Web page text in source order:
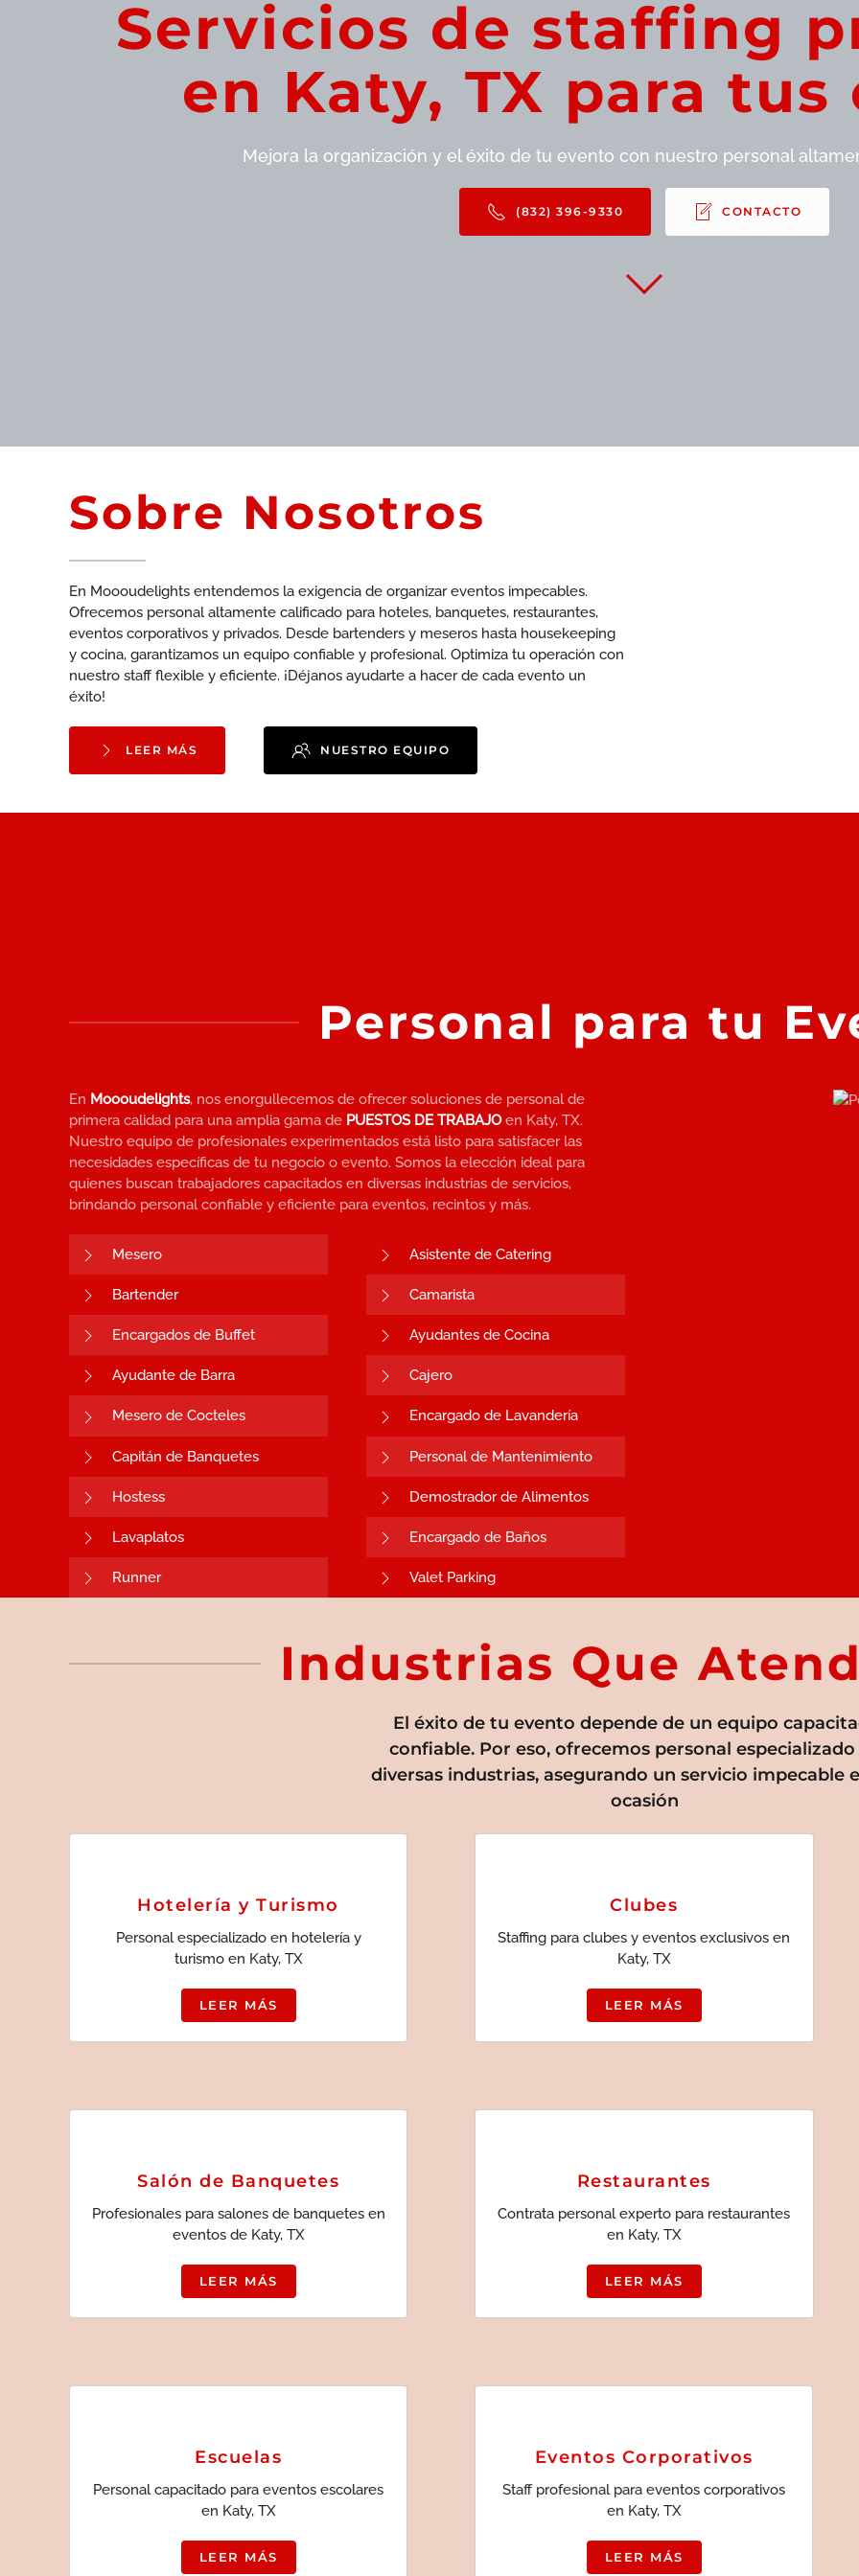
Servicios de staffing
en Katy, TX para tus
Mejora la organización y el éxito de tu evento con nuestro personal
(832) 396-9330 CONTACTO
Sobre Nosotros
En Moooudelights entendemos la exigencia de organizar eventos impecables.
Ofrecemos personal altamente calificado para hoteles, banquetes, restaurantes,
eventos corporativos y privados. Desde bartenders y meseros hasta housekeeping
y cocina, garantizamos un equipo confiable y profesional. Optimiza tu operación con
nuestro staff flexible y eficiente. ¡Déjanos ayudarte a hacer de cada evento un
éxito!
LEER MÁS NUESTRO EQUIPO
Personal para tu
En Moooudelights, nos enorgullecemos de ofrecer soluciones de personal de
primera calidad para una amplia gama de PUESTOS DE TRABAJOen Katy, TX.
Nuestro equipo de profesionales experimentados está listo para satisfacer las
necesidades específicas de tu negocio o evento. Somos la elección ideal para
quienes buscan trabajadores capacitados en diversas industrias de servicios,
brindando personal confiable y eficiente para eventos, recintos y más.
Mesero
Bartender
Encargados de Buffet
Ayudante de Barra
Mesero de Cocteles
Capitán de Banquetes
Hostess
Lavaplatos
Runner
Asistente de Catering
Camarista
Ayudantes de Cocina
Cajero
Encargado de Lavandería
Personal de Mantenimiento
Demostrador de Alimentos
Encargado de Baños
Valet Parking
Industrias Que
El éxito de tu evento depende de un equipo
confiable. Por eso, ofrecemos personal especializado
diversas industrias, asegurando un servicio impecable
ocasión
Hotelería y Turismo
Personal especializado en hotelería y
turismo en Katy, TX
LEER MÁS
Clubes
Staffing para clubes y eventos exclusivos en
Katy, TX
LEER MÁS
Salón de Banquetes
Profesionales para salones de banquetes en
eventos de Katy, TX
LEER MÁS
Restaurantes
Contrata personal experto para restaurantes
en Katy, TX
LEER MÁS
Escuelas
Personal capacitado para eventos escolares
en Katy, TX
LEER MÁS
Eventos Corporativos
Staff profesional para eventos corporativos
en Katy, TX
LEER MÁS